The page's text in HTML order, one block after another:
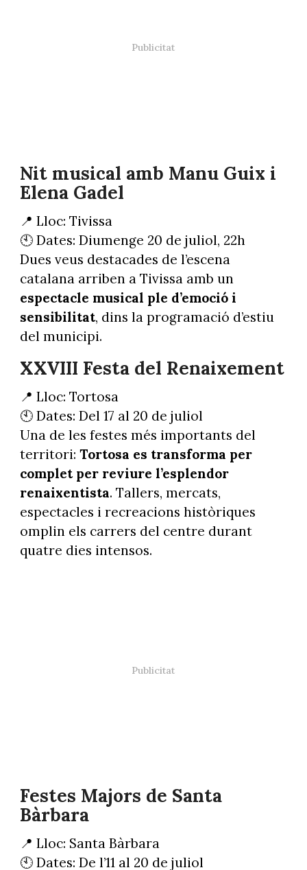
Nit musical amb Manu Guix i
Elena Gadel
📍 Lloc: Tivissa
🕙 Dates: Diumenge 20 de juliol, 22h
Dues veus destacades de l’escena
catalana arriben a Tivissa amb un
espectacle musical ple d’emoció i
sensibilitat, dins la programació d’estiu
del municipi.
XXVIII Festa del Renaixement
📍 Lloc: Tortosa
🕙 Dates: Del 17 al 20 de juliol
Una de les festes més importants del
territori: Tortosa es transforma per
complet per reviure l’esplendor
renaixentista. Tallers, mercats,
espectacles i recreacions històriques
omplin els carrers del centre durant
quatre dies intensos.
Festes Majors de Santa
Bàrbara
📍 Lloc: Santa Bàrbara
🕙 Dates: De l’11 al 20 de juliol